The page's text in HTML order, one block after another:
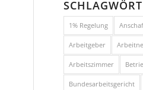
1% Regelung
Arbeitgeber
Arbeitszimmer
Bundesarbeitsgericht